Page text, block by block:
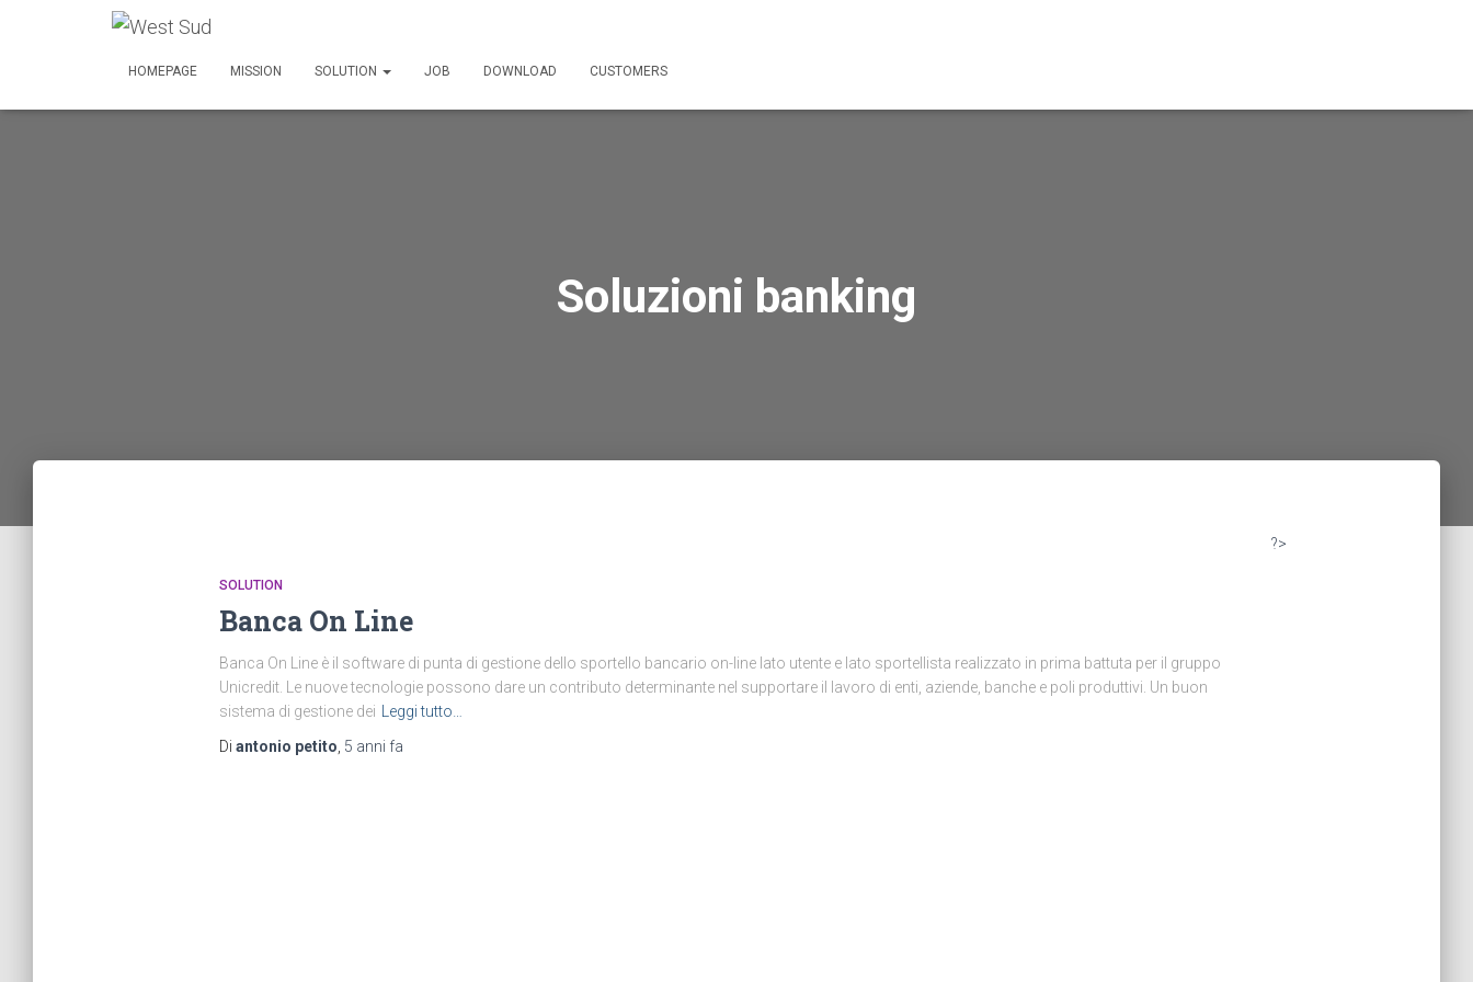
HOMEPAGE MISSION SOLUTION JOB DOWNLOAD CUSTOMERS
Soluzioni banking
SOLUTION
Banca On Line
Banca On Line è il software di punta di gestione dello sportello bancario on-line lato utente e lato sportellista realizzato in prima battuta per il gruppo
Unicredit. Le nuove tecnologie possono dare un contributo determinante nel supportare il lavoro di enti, aziende, banche e poli produttivi. Un buon
sistema di gestione dei
Leggi tutto…
Di antonio petito 5 anni fa
?>